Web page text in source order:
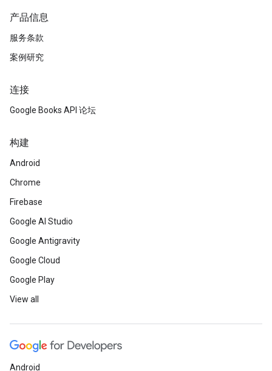
产品信息
服务条款
案例研究
连接
Google Books API 论坛
构建
Android
Chrome
Firebase
Google AI Studio
Google Antigravity
Google Cloud
Google Play
View all
Android